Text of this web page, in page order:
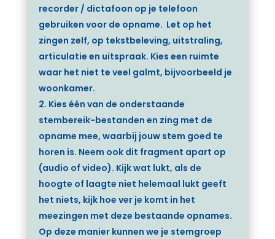
recorder / dictafoon op je telefoon
gebruiken voor de opname. Let op het
zingen zelf, op tekstbeleving, uitstraling,
articulatie en uitspraak. Kies een ruimte
waar het niet te veel galmt, bijvoorbeeld je
woonkamer.
Kies één van de onderstaande
stembereik-bestanden en zing met de
opname mee, waarbij jouw stem goed te
horen is. Neem ook dit fragment apart op
(audio of video). Kijk wat lukt, als de
hoogte of laagte niet helemaal lukt geeft
het niets, kijk hoe ver je komt in het
meezingen met deze bestaande opnames.
Op deze manier kunnen we je stemgroep